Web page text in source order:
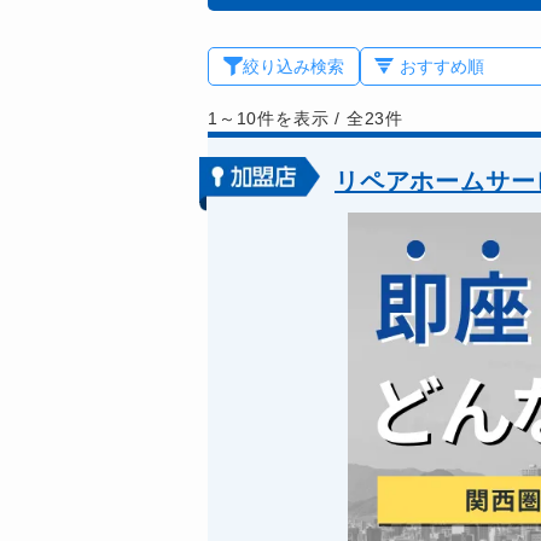
絞り込み検索
1～10件を表示/ 全23件
リペアホームサ